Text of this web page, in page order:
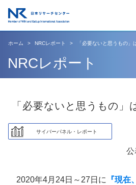
ホーム NRCレポート 「必要ないと思うもの」
NRCレポート
「必要ないと思うもの」
サイバーパネル・レポート
2020年4月24日～27日に
『現在